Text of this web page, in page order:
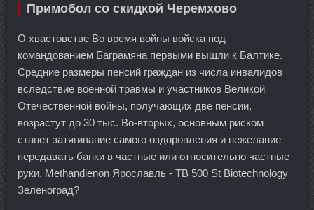
Примобол со скидкой Черемхово
О хвастовстве Во время войны войска под
командованием Баграмяна первыми вышли к Балтике.
Средние размеры пенсий граждан из числа инвалидов
вследствие военной травмы и участников Великой
Отечественной войны, получающих две пенсии,
возрастут до 30 тыс. Во-вторых, основным риском
станет затягивание самого оздоровления и нежелание
передавать банки в частные или относительно частные
руки. Methandienon Ярославль - TB 500 St Biotechnology
Зеленоград?